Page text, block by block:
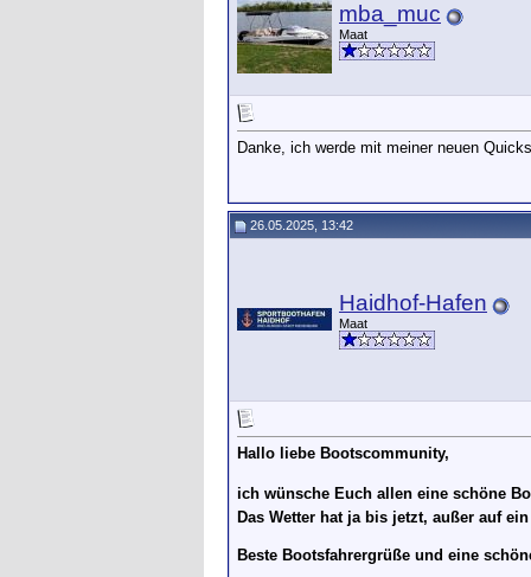
mba_muc
Maat
Danke, ich werde mit meiner neuen
26.05.2025, 13:42
Haidhof-Hafen
Maat
Hallo liebe Bootscommunity,
ich wünsche Euch allen eine schöne
Das Wetter hat ja bis jetzt, außer auf
Beste Bootsfahrergrüße und eine